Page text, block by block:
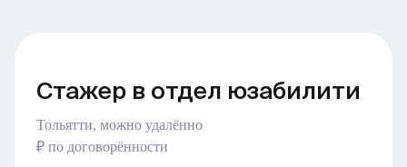
Стажер в отдел юзабилити
Тольятти, можно удалённо
₽ по договорённости